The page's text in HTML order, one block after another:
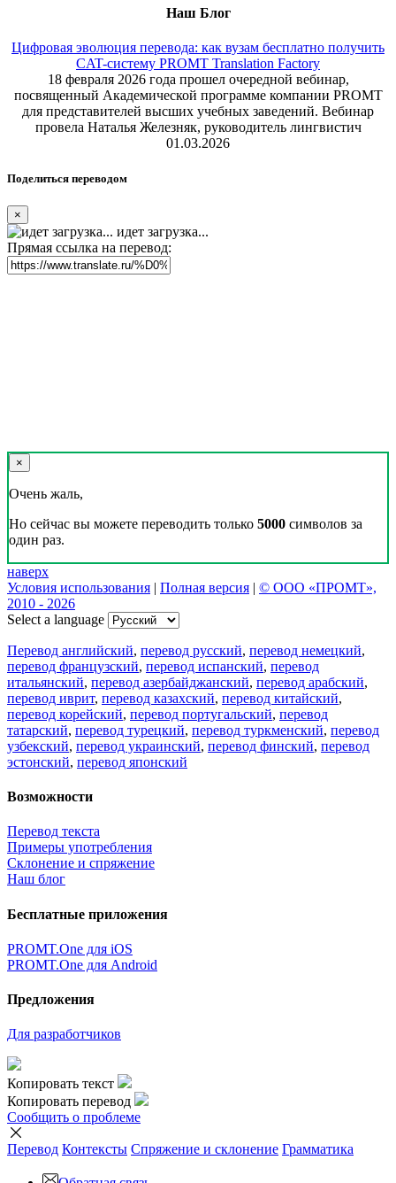
Наш Блог
Цифровая эволюция перевода: как вузам бесплатно получить
CAT-систему PROMT Translation Factory
18 февраля 2026 года прошел очередной вебинар,
посвященный Академической программе компании PROMT
для представителей высших учебных заведений. Вебинар
провела Наталья Железняк, руководитель лингвистич
01.03.2026
Поделиться переводом
×
идет загрузка...
Прямая ссылка на перевод:
×
Очень жаль,
Но сейчас вы можете переводить только 5000 символов за
один раз.
наверх
Условия использования | Полная версия | © ООО «ПРОМТ»,
2010 - 2026
Select a language
Перевод английский, перевод русский, перевод немецкий,
перевод французский, перевод испанский, перевод
итальянский, перевод азербайджанский, перевод арабский,
перевод иврит, перевод казахский, перевод китайский,
перевод корейский, перевод португальский, перевод
татарский, перевод турецкий, перевод туркменский, перевод
узбекский, перевод украинский, перевод финский, перевод
эстонский, перевод японский
Возможности
Перевод текста
Примеры употребления
Склонение и спряжение
Наш блог
Бесплатные приложения
PROMT.One для iOS
PROMT.One для Android
Предложения
Для разработчиков
Копировать текст
Копировать перевод
Сообщить о проблеме
Перевод Контексты Спряжение и склонение Грамматика